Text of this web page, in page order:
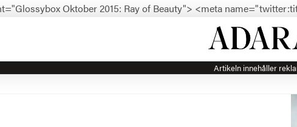
Oktober 2015: Ray of Beauty"> <meta
Artikeln innehåller